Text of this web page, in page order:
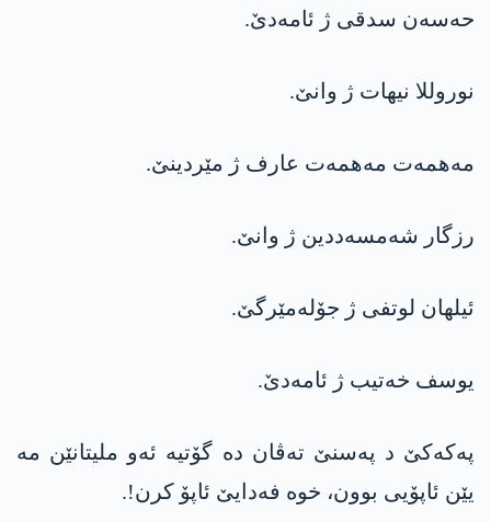
حه‌سه‌ن سدقی ژ ئامه‌دێ.
نوروللا نیهات ژ وانێ.
مه‌همه‌ت مه‌همه‌ت عارف ژ مێردینێ.
رزگار شه‌مسه‌ددین ژ وانێ.
ئیلهان لوتفی ژ جۆله‌مێرگێ.
یوسف خه‌تیب ژ ئامه‌دێ.
په‌كه‌كێ د په‌سنێ ته‌ڤان ده‌ گۆتیه‌ ئه‌و ملیتانێن مه‌
یێن ئاپۆیی بوون، خوه‌ فه‌دایێ ئاپۆ كرن!.